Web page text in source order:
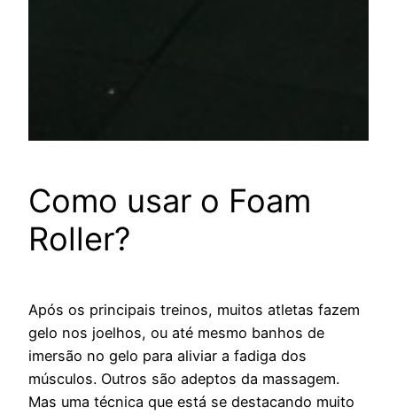
Como usar o Foam
Roller?
Após os principais treinos, muitos atletas fazem
gelo nos joelhos, ou até mesmo banhos de
imersão no gelo para aliviar a fadiga dos
músculos. Outros são adeptos da massagem.
Mas uma técnica que está se destacando muito